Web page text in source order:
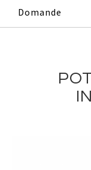
Domande